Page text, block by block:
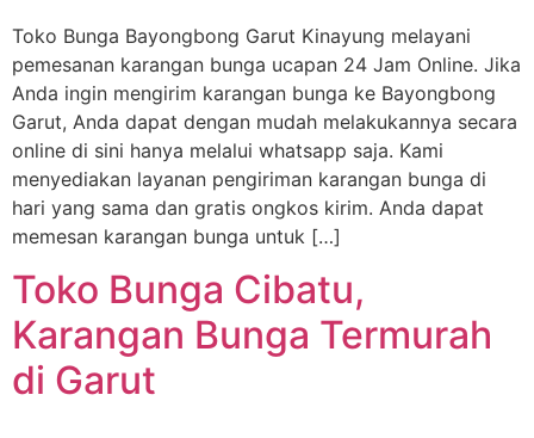
Toko Bunga Bayongbong Garut Kinayung melayani
pemesanan karangan bunga ucapan 24 Jam Online. Jika
Anda ingin mengirim karangan bunga ke Bayongbong
Garut, Anda dapat dengan mudah melakukannya secara
online di sini hanya melalui whatsapp saja. Kami
menyediakan layanan pengiriman karangan bunga di
hari yang sama dan gratis ongkos kirim. Anda dapat
memesan karangan bunga untuk […]
Toko Bunga Cibatu,
Karangan Bunga Termurah
di Garut